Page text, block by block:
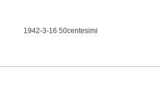
1942-3-16 50centesimi